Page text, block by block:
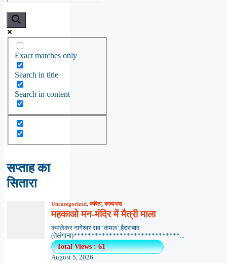
Exact matches only
Search in title
Search in content
सप्ताह का
सितारा
Uncategorized,कविता,काव्यभाषा
महकाओ मन-मंदिर में मैत्री माला
कमलेकर नागेश्वर राव ‘कमल’,हैदराबाद
(तेलंगाना)******************************...
Total Views : 61
August 5, 2026